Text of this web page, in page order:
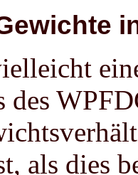
des
als dies